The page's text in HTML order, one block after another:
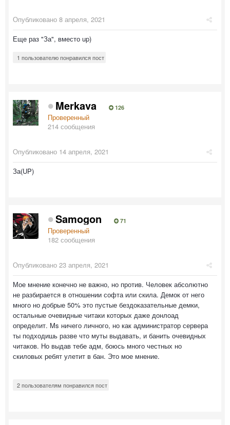
Опубликовано 8 апреля, 2021
Еще раз "За", вместо up)
1 пользователю понравился пост
Merkava 126
Проверенный
214 сообщения
Опубликовано 14 апреля, 2021
За(UP)
Samogon 71
Проверенный
182 сообщения
Опубликовано 23 апреля, 2021
Мое мнение конечно не важно, но против. Человек абсолютно
не разбирается в отношении софта или скила. Демок от него
много но добрые 50% это пустые бездоказательные демки,
остальные очевидные читаки которых даже донлоад
определит. Ms ничего личного, но как администратор сервера
ты подходишь разве что муты выдавать, и банить очевидных
читаков. Но выдав тебе адм, боюсь много честных но
скиловых ребят улетит в бан. Это мое мнение.
2 пользователям понравился пост